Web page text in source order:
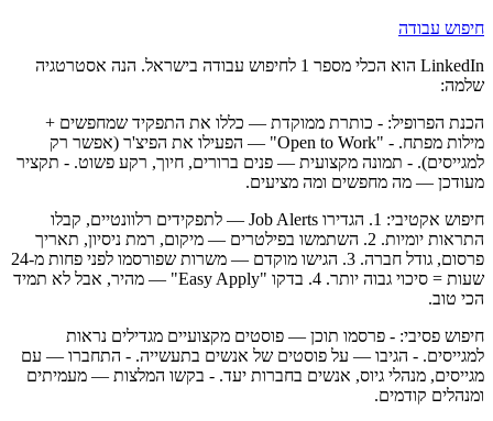
חיפוש עבודה
LinkedIn הוא הכלי מספר 1 לחיפוש עבודה בישראל. הנה אסטרטגיה
שלמה:
הכנת הפרופיל: - כותרת ממוקדת — כללו את התפקיד שמחפשים +
מילות מפתח. - "Open to Work" — הפעילו את הפיצ'ר (אפשר רק
למגייסים). - תמונה מקצועית — פנים ברורים, חיוך, רקע פשוט. - תקציר
מעודכן — מה מחפשים ומה מציעים.
חיפוש אקטיבי: 1. הגדירו Job Alerts — לתפקידים רלוונטיים, קבלו
התראות יומיות. 2. השתמשו בפילטרים — מיקום, רמת ניסיון, תאריך
פרסום, גודל חברה. 3. הגישו מוקדם — משרות שפורסמו לפני פחות מ-24
שעות = סיכוי גבוה יותר. 4. בדקו "Easy Apply" — מהיר, אבל לא תמיד
הכי טוב.
חיפוש פסיבי: - פרסמו תוכן — פוסטים מקצועיים מגדילים נראות
למגייסים. - הגיבו — על פוסטים של אנשים בתעשייה. - התחברו — עם
מגייסים, מנהלי גיוס, אנשים בחברות יעד. - בקשו המלצות — מעמיתים
ומנהלים קודמים.